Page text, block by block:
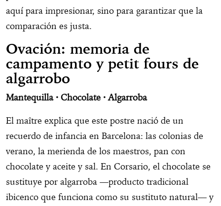
aquí para impresionar, sino para garantizar que la
comparación es justa.
Ovación: memoria de
campamento y petit fours de
algarrobo
Mantequilla · Chocolate · Algarroba
El maître explica que este postre nació de un
recuerdo de infancia en Barcelona: las colonias de
verano, la merienda de los maestros, pan con
chocolate y aceite y sal. En Corsario, el chocolate se
sustituye por algarroba —producto tradicional
ibicenco que funciona como su sustituto natural— y